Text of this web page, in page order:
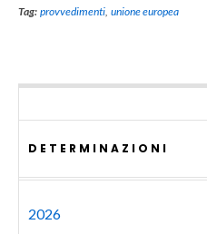
Tag: provvedimenti, unione europea
DETERMINAZIONI
2026